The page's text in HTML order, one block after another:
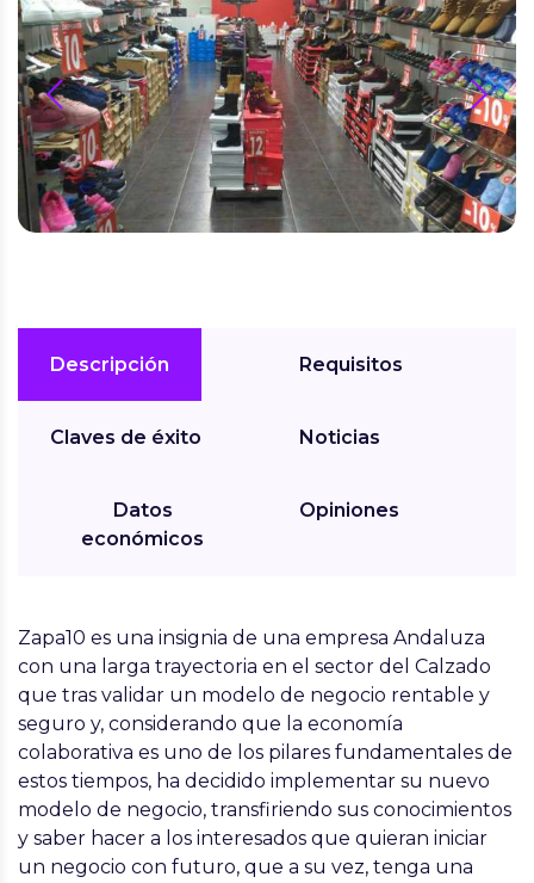
prev next
Descripción
Claves de éxito
Datos
económicos
Requisitos
Noticias
Opiniones
Zapa10 es una insignia de una empresa Andaluza
con una larga trayectoria en el sector del Calzado
que tras validar un modelo de negocio rentable y
seguro y, considerando que la economía
colaborativa es uno de los pilares fundamentales de
estos tiempos, ha decidido implementar su nuevo
modelo de negocio, transfiriendo sus conocimientos
y saber hacer a los interesados que quieran iniciar
un negocio con futuro, que a su vez, tenga una